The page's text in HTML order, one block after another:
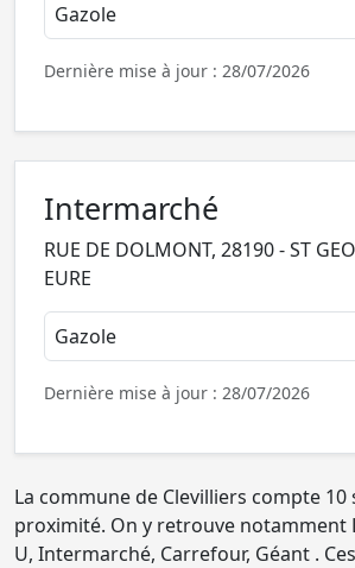
Gazole
Dernière mise à jour : 28/07/2026
Intermarché
RUE DE DOLMONT, 28190 - ST
EURE
Gazole
Dernière mise à jour : 28/07/2026
La commune de Clevilliers compte 10
proximité. On y retrouve notamment
U, Intermarché, Carrefour, Géant .